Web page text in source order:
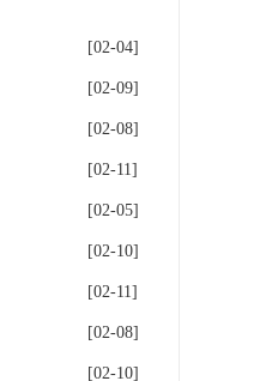
[02-04]
[02-09]
[02-08]
[02-11]
[02-05]
[02-10]
[02-11]
[02-08]
[02-10]